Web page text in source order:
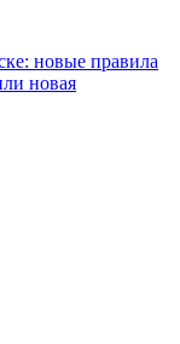
новые правила
новая